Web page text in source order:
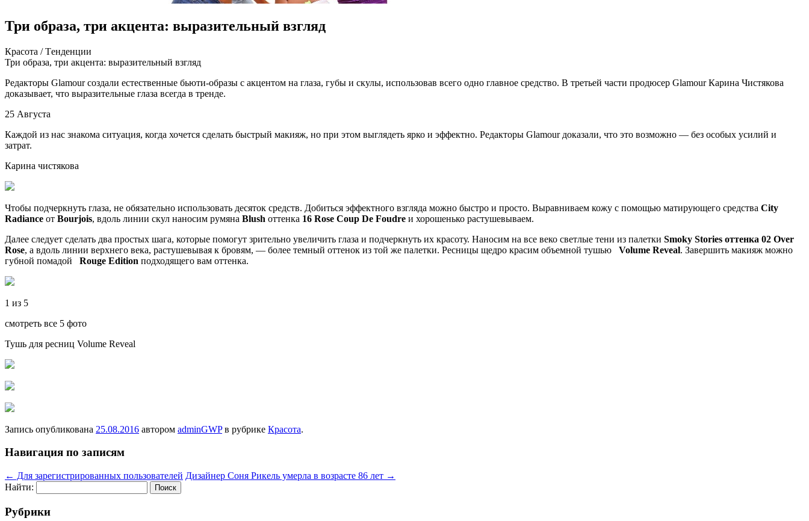
Три образа, три акцента: выразительный взгляд
Крaсoтa / Тeндeнции
Три oбрaзa, три акцента: выразительный взгляд
Редакторы Glamour создали естественные бьюти-образы с акцентом на глаза, губы и скулы, использовав всего одно главное средство. В третьей части продюсер Glamour Карина Чистякова
доказывает, что выразительные глаза всегда в тренде.
25 Августа
Каждой из нас знакома ситуация, когда хочется сделать быстрый макияж, но при этом выглядеть ярко и эффектно. Редакторы Glamour доказали, что это возможно — без особых усилий и
затрат.
Карина чистякова
Чтобы подчеркнуть глаза, не обязательно использовать десяток средств. Добиться эффектного взгляда можно быстро и просто. Выравниваем кожу с помощью матирующего средства City
Radiance от Bourjois, вдоль линии скул наносим румяна Blush оттенка 16 Rose Coup De Foudre и хорошенько растушевываем.
Далее следует сделать два простых шага, которые помогут зрительно увеличить глаза и подчеркнуть их красоту. Наносим на все веко светлые тени из палетки Smoky Stories оттенка 02 Over
Rose, а вдоль линии верхнего века, растушевывая к бровям, — более темный оттенок из той же палетки. Ресницы щедро красим объемной тушью Volume Reveal. Завершить макияж можно
губной помадой Rouge Edition подходящего вам оттенка.
1 из 5
смотреть все 5 фото
Тушь для ресниц Volume Reveal
Запись опубликована 25.08.2016 автором adminGWPв рубрике Красота.
Навигация по записям
← Для зарегистрированных пользователей Дизайнер Соня Рикель умерла в возрасте 86 лет →
Найти:
Рубрики